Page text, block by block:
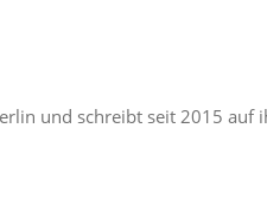
und schreibt seit 2015 auf